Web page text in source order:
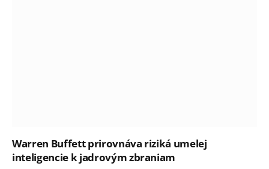
Warren Buffett prirovnáva riziká umelej
inteligencie k jadrovým zbraniam